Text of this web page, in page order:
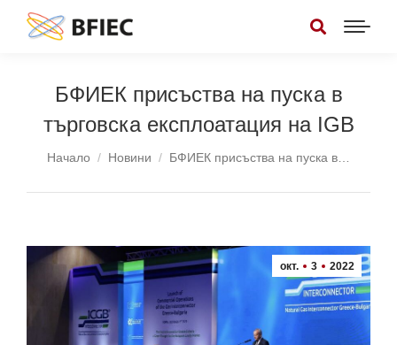
БФИЕК присъства на пуска в
търговска експлоатация на IGB
You are here:
Начало Новини БФИЕК присъства на пуска в…
окт. 3 2022